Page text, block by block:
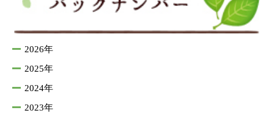
2026年
2025年
2024年
2023年